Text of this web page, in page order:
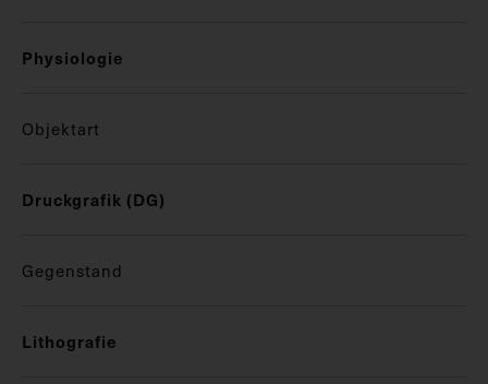
Physiologie
Objektart
Druckgrafik (DG)
Gegenstand
Lithografie